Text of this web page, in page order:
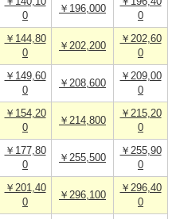
0
￥196,000
0
￥144,80
0
￥202,200
￥202,60
0
￥149,60
0
￥208,600
￥209,00
0
￥154,20
0
￥214,800
￥215,20
0
￥177,80
0
￥255,500
￥255,90
0
￥201,40
0
￥296,100
￥296,40
0